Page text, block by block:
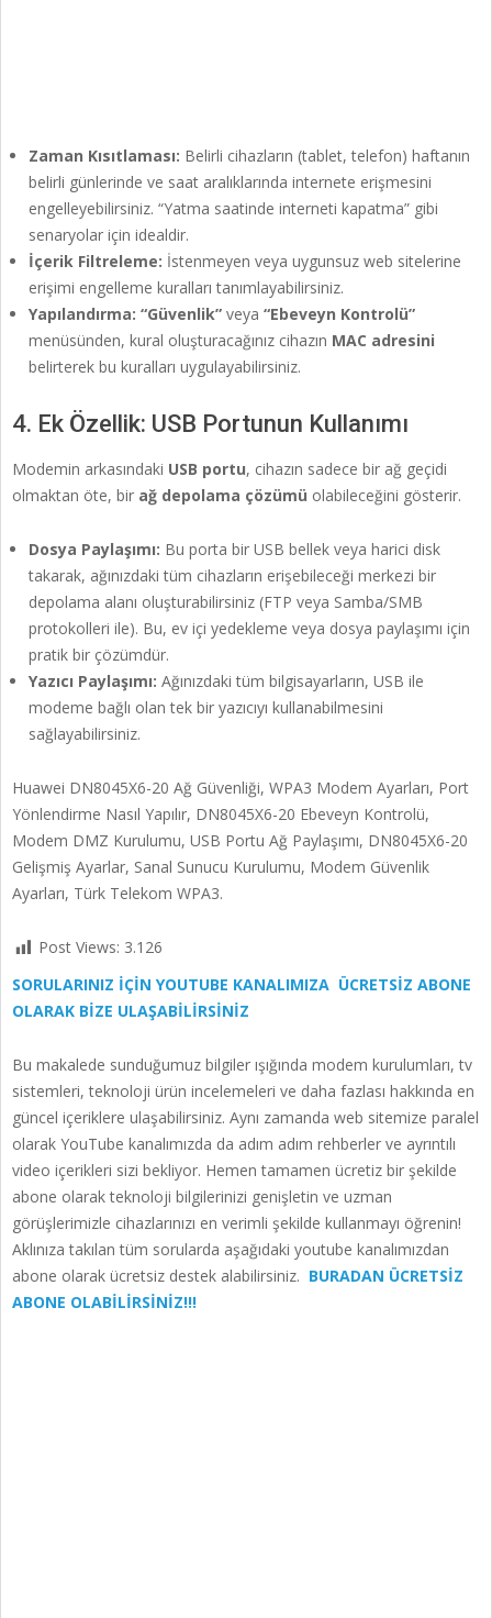
Zaman Kısıtlaması: Belirli cihazların (tablet, telefon) haftanın
belirli günlerinde ve saat aralıklarında internete erişmesini
engelleyebilirsiniz. “Yatma saatinde interneti kapatma” gibi
senaryolar için idealdir.
İçerik Filtreleme: İstenmeyen veya uygunsuz web sitelerine
erişimi engelleme kuralları tanımlayabilirsiniz.
Yapılandırma: “Güvenlik” veya “Ebeveyn Kontrolü”
menüsünden, kural oluşturacağınız cihazın MAC adresini
belirterek bu kuralları uygulayabilirsiniz.
4. Ek Özellik: USB Portunun Kullanımı
Modemin arkasındaki USB portu, cihazın sadece bir ağ geçidi
olmaktan öte, bir ağ depolama çözümü olabileceğini gösterir.
Dosya Paylaşımı: Bu porta bir USB bellek veya harici disk
takarak, ağınızdaki tüm cihazların erişebileceği merkezi bir
depolama alanı oluşturabilirsiniz (FTP veya Samba/SMB
protokolleri ile). Bu, ev içi yedekleme veya dosya paylaşımı için
pratik bir çözümdür.
Yazıcı Paylaşımı: Ağınızdaki tüm bilgisayarların, USB ile
modeme bağlı olan tek bir yazıcıyı kullanabilmesini
sağlayabilirsiniz.
Huawei DN8045X6-20 Ağ Güvenliği, WPA3 Modem Ayarları, Port
Yönlendirme Nasıl Yapılır, DN8045X6-20 Ebeveyn Kontrolü,
Modem DMZ Kurulumu, USB Portu Ağ Paylaşımı, DN8045X6-20
Gelişmiş Ayarlar, Sanal Sunucu Kurulumu, Modem Güvenlik
Ayarları, Türk Telekom WPA3.
Post Views: 3.126
SORULARINIZ İÇİN YOUTUBE KANALIMIZA ÜCRETSİZ ABONE
OLARAK BİZE ULAŞABİLİRSİNİZ
Bu makalede sunduğumuz bilgiler ışığında modem kurulumları, tv
sistemleri, teknoloji ürün incelemeleri ve daha fazlası hakkında en
güncel içeriklere ulaşabilirsiniz. Aynı zamanda web sitemize paralel
olarak YouTube kanalımızda da adım adım rehberler ve ayrıntılı
video içerikleri sizi bekliyor. Hemen tamamen ücretiz bir şekilde
abone olarak teknoloji bilgilerinizi genişletin ve uzman
görüşlerimizle cihazlarınızı en verimli şekilde kullanmayı öğrenin!
Aklınıza takılan tüm sorularda aşağıdaki youtube kanalımızdan
abone olarak ücretsiz destek alabilirsiniz. BURADAN ÜCRETSİZ
ABONE OLABİLİRSİNİZ!!!